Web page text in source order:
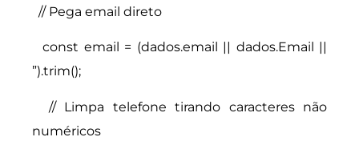
// Pega email direto
const email = (dados.email || dados.Email ||
”).trim();
// Limpa telefone tirando caracteres não
numéricos